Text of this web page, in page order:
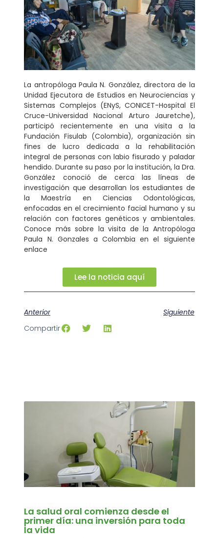
La antropóloga Paula N. González, directora de la
Unidad Ejecutora de Estudios en Neurociencias y
Sistemas Complejos (ENyS, CONICET-Hospital El
Cruce-Universidad Nacional Arturo Jauretche),
participó recientemente en una visita a la
Fundación Fisulab (Colombia), organización sin
fines de lucro dedicada a la rehabilitación
integral de personas con labio fisurado y paladar
hendido. Durante su paso por la institución, la Dra.
González conoció de cerca las líneas de
investigación que desarrollan los estudiantes de
la Maestría en Ciencias Odontológicas,
enfocadas en el crecimiento facial humano y su
relación con factores genéticos y ambientales.
Conoce más sobre la visita de la Antropóloga
Paula N. Gonzales a Colombia en el siguiente
enlace
Lee la noticia aquí
Anterior
Siguiente
Compartir
La salud oral comienza desde el
primer día: una inversión para toda
la vida